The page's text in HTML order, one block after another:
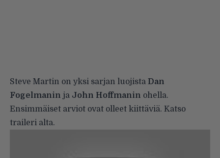
Steve Martin on yksi sarjan luojista Dan
Fogelmanin ja John Hoffmanin ohella.
Ensimmäiset arviot ovat olleet kiittäviä. Katso
traileri alta.